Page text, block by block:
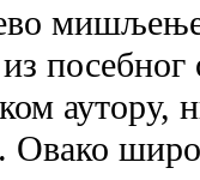
мишљење
посебног
аутору,
Овако